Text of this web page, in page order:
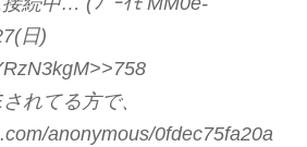
日)
れてる方で、
anonymous/0fdec75fa20a